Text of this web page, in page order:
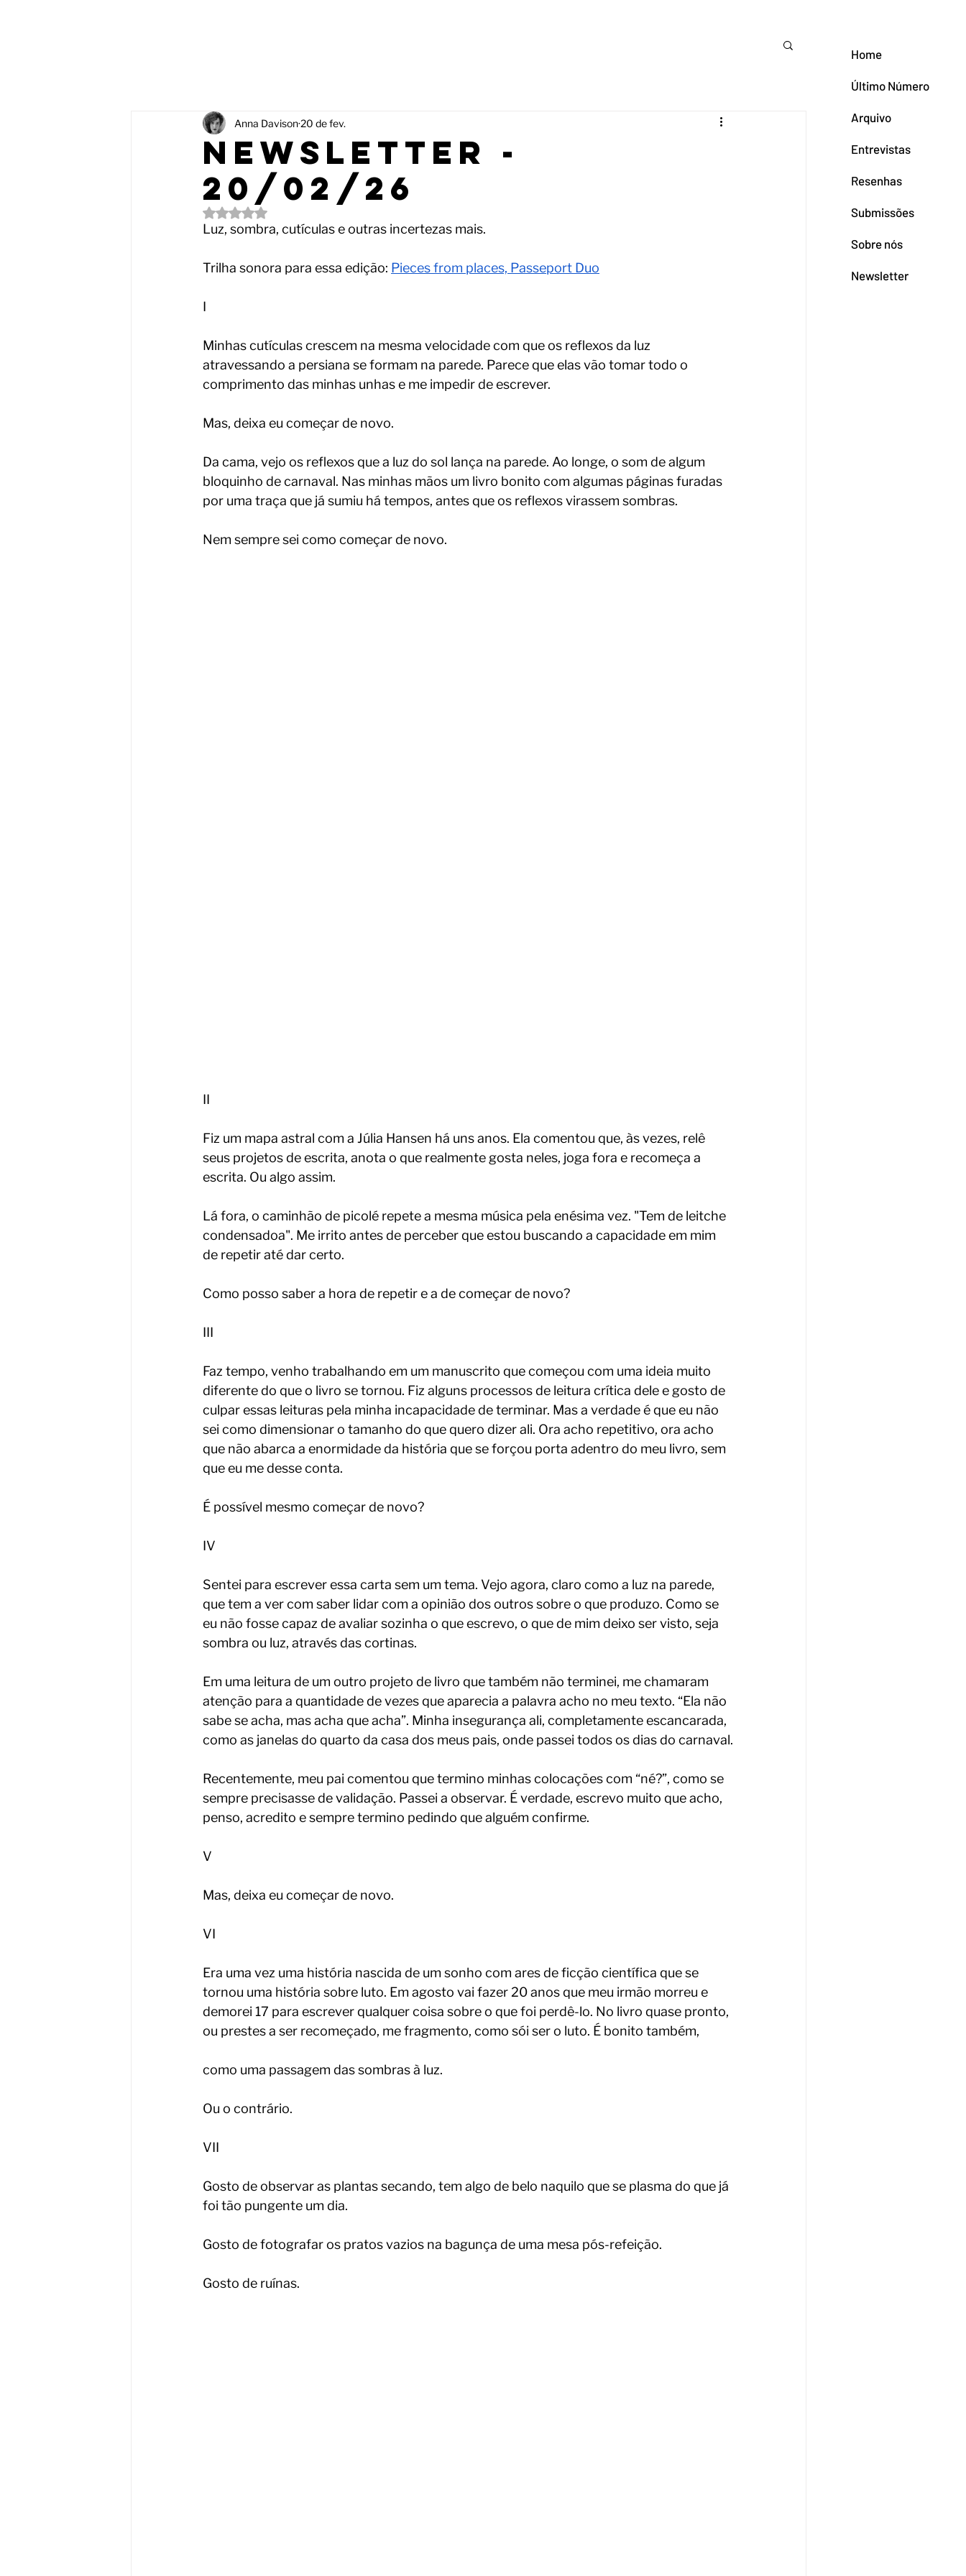
Home
Último Número
Arquivo
Entrevistas
Resenhas
Submissões
Sobre nós
Newsletter
Newsletter -
20/02/26
Anna Davison20 de fev.
Avaliado com NaN de 5 estrelas.
Luz, sombra, cutículas e outras incertezas mais.
Trilha sonora para essa edição: Pieces from places, Passeport Duo
I
Minhas cutículas crescem na mesma velocidade com que os reflexos da luz
atravessando a persiana se formam na parede. Parece que elas vão tomar todo o
comprimento das minhas unhas e me impedir de escrever.
Mas, deixa eu começar de novo.
Da cama, vejo os reflexos que a luz do sol lança na parede. Ao longe, o som de algum
bloquinho de carnaval. Nas minhas mãos um livro bonito com algumas páginas furadas
por uma traça que já sumiu há tempos, antes que os reflexos virassem sombras.
Nem sempre sei como começar de novo.
II
Fiz um mapa astral com a Júlia Hansen há uns anos. Ela comentou que, às vezes, relê
seus projetos de escrita, anota o que realmente gosta neles, joga fora e recomeça a
escrita. Ou algo assim.
Lá fora, o caminhão de picolé repete a mesma música pela enésima vez. "Tem de leitche
condensadoa". Me irrito antes de perceber que estou buscando a capacidade em mim
de repetir até dar certo.
Como posso saber a hora de repetir e a de começar de novo?
III
Faz tempo, venho trabalhando em um manuscrito que começou com uma ideia muito
diferente do que o livro se tornou. Fiz alguns processos de leitura crítica dele e gosto de
culpar essas leituras pela minha incapacidade de terminar. Mas a verdade é que eu não
sei como dimensionar o tamanho do que quero dizer ali. Ora acho repetitivo, ora acho
que não abarca a enormidade da história que se forçou porta adentro do meu livro, sem
que eu me desse conta.
É possível mesmo começar de novo?
IV
Sentei para escrever essa carta sem um tema. Vejo agora, claro como a luz na parede,
que tem a ver com saber lidar com a opinião dos outros sobre o que produzo. Como se
eu não fosse capaz de avaliar sozinha o que escrevo, o que de mim deixo ser visto, seja
sombra ou luz, através das cortinas.
Em uma leitura de um outro projeto de livro que também não terminei, me chamaram
atenção para a quantidade de vezes que aparecia a palavra acho no meu texto. “Ela não
sabe se acha, mas acha que acha”. Minha insegurança ali, completamente escancarada,
como as janelas do quarto da casa dos meus pais, onde passei todos os dias do carnaval.
Recentemente, meu pai comentou que termino minhas colocações com “né?”, como se
sempre precisasse de validação. Passei a observar. É verdade, escrevo muito que acho,
penso, acredito e sempre termino pedindo que alguém confirme.
V
Mas, deixa eu começar de novo.
VI
Era uma vez uma história nascida de um sonho com ares de ficção científica que se
tornou uma história sobre luto. Em agosto vai fazer 20 anos que meu irmão morreu e
demorei 17 para escrever qualquer coisa sobre o que foi perdê-lo. No livro quase pronto,
ou prestes a ser recomeçado, me fragmento, como sói ser o luto. É bonito também,
como uma passagem das sombras à luz.
Ou o contrário.
VII
Gosto de observar as plantas secando, tem algo de belo naquilo que se plasma do que já
foi tão pungente um dia.
Gosto de fotografar os pratos vazios na bagunça de uma mesa pós-refeição.
Gosto de ruínas.